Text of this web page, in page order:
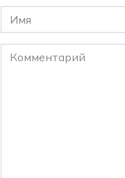
Имя
*
Комментарий